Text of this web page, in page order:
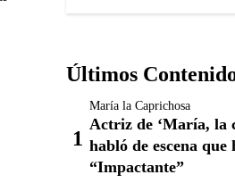
Últimos
María la Caprichosa
Actriz de ‘María, la
habló de escena que
“Impactante”